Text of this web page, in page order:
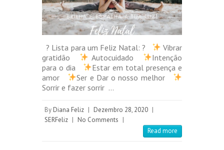
? Lista para um Feliz Natal: ?
Vibrar
gratidão
Autocuidado
Intenção
para o dia
Estar em total presença e
amor
Ser e Dar o nosso melhor
Sorrir e fazer sorrir …
By Diana Feliz | Dezembro 28, 2020 |
SERFeliz | No Comments |
Read more